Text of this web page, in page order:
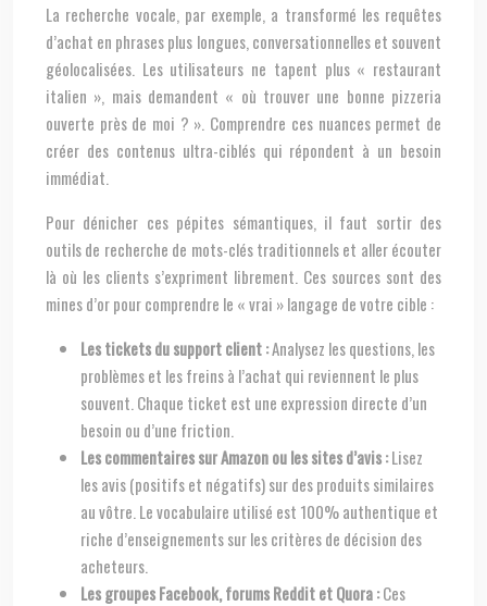
La recherche vocale, par exemple, a transformé les requêtes
d’achat en phrases plus longues, conversationnelles et souvent
géolocalisées. Les utilisateurs ne tapent plus « restaurant
italien », mais demandent « où trouver une bonne pizzeria
ouverte près de moi ? ». Comprendre ces nuances permet de
créer des contenus ultra-ciblés qui répondent à un besoin
immédiat.
Pour dénicher ces pépites sémantiques, il faut sortir des
outils de recherche de mots-clés traditionnels et aller écouter
là où les clients s’expriment librement. Ces sources sont des
mines d’or pour comprendre le « vrai » langage de votre cible :
Les tickets du support client :Analysez les questions, les
problèmes et les freins à l’achat qui reviennent le plus
souvent. Chaque ticket est une expression directe d’un
besoin ou d’une friction.
Les commentaires sur Amazon ou les sites d’avis :Lisez
les avis (positifs et négatifs) sur des produits similaires
au vôtre. Le vocabulaire utilisé est 100% authentique et
riche d’enseignements sur les critères de décision des
acheteurs.
Les groupes Facebook, forums Reddit et Quora :Ces